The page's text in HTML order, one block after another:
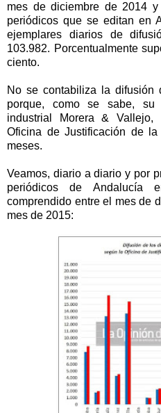
mes de diciembre de 2014
periódicos que se editan en
ejemplares diarios de
103.982. Porcentualmente
ciento.
No se contabiliza la difusión
porque, como se sabe, su
industrial Morera &
Oficina de Justificación de
meses.
Veamos, diario a diario y por
periódicos de Andalucía
comprendido entre el mes de
mes de 2015: